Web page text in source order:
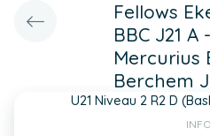
Fellows
BBC J21 A -
Mercurius
Berchem
U21 Niveau 2 R2 D
INFO